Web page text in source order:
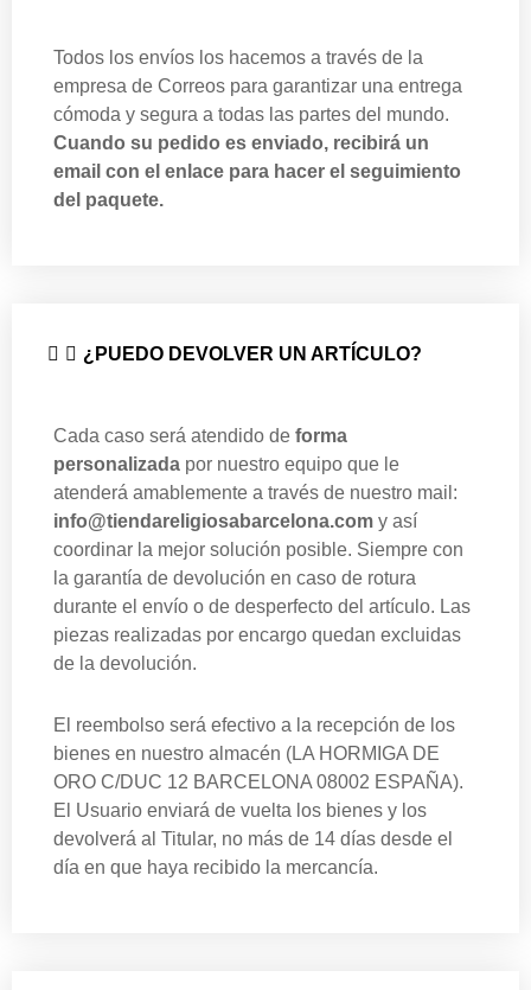
Todos los envíos los hacemos a través de la
empresa de Correos para garantizar una entrega
cómoda y segura a todas las partes del mundo.
Cuando su pedido es enviado, recibirá un
email con el enlace para hacer el seguimiento
del paquete.
¿PUEDO DEVOLVER UN ARTÍCULO?
Cada caso será atendido de forma
personalizada por nuestro equipo que le
atenderá amablemente a través de nuestro mail:
info@tiendareligiosabarcelona.com y así
coordinar la mejor solución posible. Siempre con
la garantía de devolución en caso de rotura
durante el envío o de desperfecto del artículo. Las
piezas realizadas por encargo quedan excluidas
de la devolución.
El reembolso será efectivo a la recepción de los
bienes en nuestro almacén (LA HORMIGA DE
ORO C/DUC 12 BARCELONA 08002 ESPAÑA).
El Usuario enviará de vuelta los bienes y los
devolverá al Titular, no más de 14 días desde el
día en que haya recibido la mercancía.